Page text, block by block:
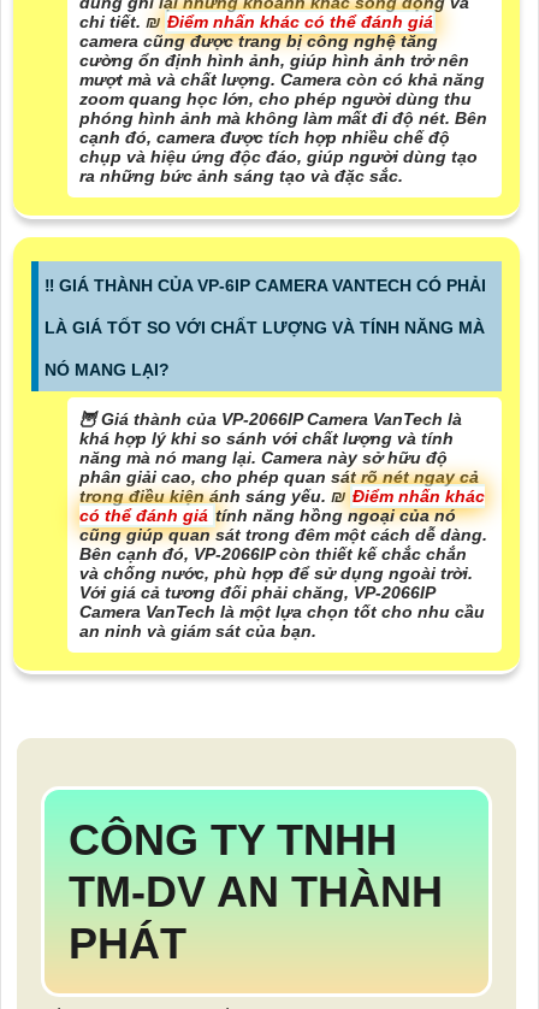
chi tiết. ₪ Điểm nhấn khác có thể đánh giá
camera cũng được trang bị công nghệ tăng
cường ổn định hình ảnh, giúp hình ảnh trở nên
mượt mà và chất lượng. Camera còn có khả năng
zoom quang học lớn, cho phép người dùng thu
phóng hình ảnh mà không làm mất đi độ nét. Bên
cạnh đó, camera được tích hợp nhiều chế độ
chụp và hiệu ứng độc đáo, giúp người dùng tạo
ra những bức ảnh sáng tạo và đặc sắc.
‼️ GIÁ THÀNH CỦA VP-6IP CAMERA VANTECH CÓ PHẢI
LÀ GIÁ TỐT SO VỚI CHẤT LƯỢNG VÀ TÍNH NĂNG MÀ
NÓ MANG LẠI?
🦉 Giá thành của VP-2066IP Camera VanTech là
khá hợp lý khi so sánh với chất lượng và tính
năng mà nó mang lại. Camera này sở hữu độ
phân giải cao, cho phép quan sát rõ nét ngay cả
trong điều kiện ánh sáng yếu. ₪ Điểm nhấn khác
có thể đánh giá tính năng hồng ngoại của nó
cũng giúp quan sát trong đêm một cách dễ dàng.
Bên cạnh đó, VP-2066IP còn thiết kế chắc chắn
và chống nước, phù hợp để sử dụng ngoài trời.
Với giá cả tương đối phải chăng, VP-2066IP
Camera VanTech là một lựa chọn tốt cho nhu cầu
an ninh và giám sát của bạn.
CÔNG TY TNHH
TM-DV AN THÀNH
PHÁT